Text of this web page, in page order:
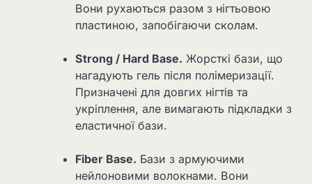
Вони рухаються разом з нігтьовою
пластиною, запобігаючи сколам.
Strong / Hard Base. Жорсткі бази, що
нагадують гель після полімеризації.
Призначені для довгих нігтів та
укріплення, але вимагають підкладки з
еластичної бази.
Fiber Base. Бази з армуючими
нейлоновими волокнами. Вони